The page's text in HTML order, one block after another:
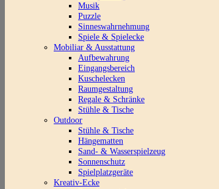
Musik
Puzzle
Sinneswahrnehmung
Spiele & Spielecke
Mobiliar & Ausstattung
Aufbewahrung
Eingangsbereich
Kuschelecken
Raumgestaltung
Regale & Schränke
Stühle & Tische
Outdoor
Stühle & Tische
Hängematten
Sand- & Wasserspielzeug
Sonnenschutz
Spielplatzgeräte
Kreativ-Ecke